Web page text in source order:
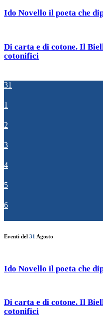
Ido Novello il poeta che
Di carta e di cotone. Il
cotonifici
31
1
2
3
4
5
6
Eventi del 31 Agosto
Ido Novello il poeta che
Di carta e di cotone. Il
cotonifici